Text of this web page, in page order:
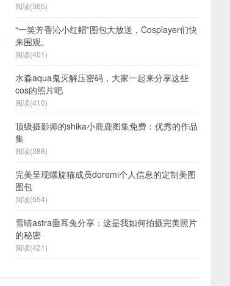
阅读(365)
“一笑芳香沁小红帽”图包大放送，Cosplayer们快
来围观。
阅读(401)
水淼aqua鬼灭解压密码，大家一起来分享这些
cos的照片吧
阅读(410)
顶级摄影师的shika小鹿鹿图集免费：优秀的作品
集
阅读(388)
完美呈现螺旋猫成员doremi个人信息的定制美图
图包
阅读(554)
雪晴astra垂耳兔分享：这是我如何拍摄完美照片
的秘密
阅读(421)